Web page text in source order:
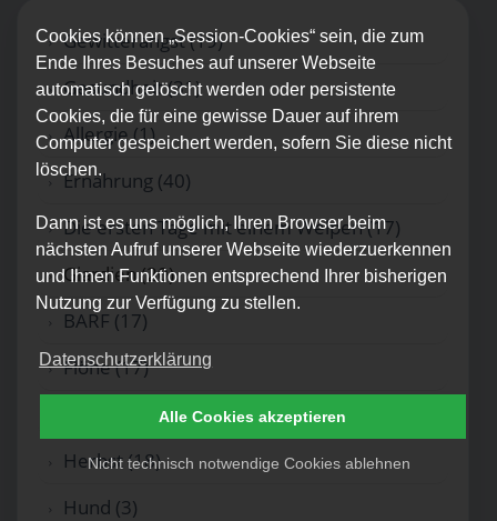
Cookies können „Session-Cookies“ sein, die zum
Ende Ihres Besuches auf unserer Webseite
automatisch gelöscht werden oder persistente
Cookies, die für eine gewisse Dauer auf ihrem
Computer gespeichert werden, sofern Sie diese nicht
löschen.
Dann ist es uns möglich, Ihren Browser beim
nächsten Aufruf unserer Webseite wiederzuerkennen
und Ihnen Funktionen entsprechend Ihrer bisherigen
Nutzung zur Verfügung zu stellen.
Datenschutzerklärung
Nicht technisch notwendige Cookies ablehnen
Alle Cookies akzeptieren
Gewitterangst (19)
Gesundheit (31)
Allergie (1)
Ernährung (40)
Die ersten Tage mit einem Welpen (17)
Giardien (20)
BARF (17)
Flöhe (17)
Alleine bleiben (17)
Herbst (18)
Hund (3)